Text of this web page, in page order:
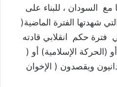
السودان ، للبناء على
شهدتها الفترة الماضية(
2019) ، وهي فترة حكم انقلابي قادته
(الحركة الإسلامية) أو (
ويقصدون ( الإخوان